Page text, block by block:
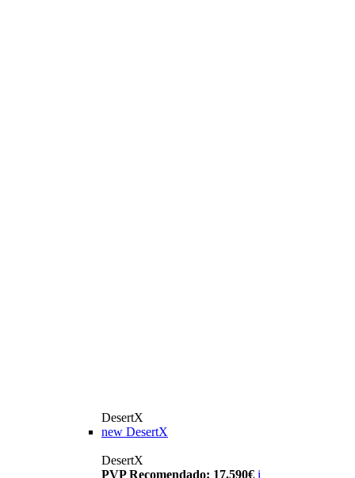
DesertX
new DesertX
DesertX
PVP Recomendado: 17.590€ i